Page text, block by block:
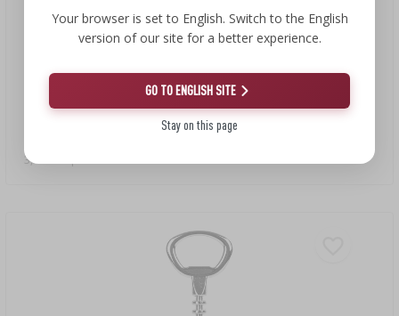
3,46 EUR/pz.
Your browser is set to English. Switch to the English
version of our site for a better experience.
GO TO ENGLISH SITE
Stay on this page